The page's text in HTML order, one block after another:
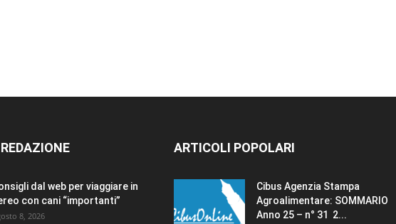
dal web per viaggiare in
con cani “importanti”
8, 2026
ARTICOLI POPOLARI
Cibus Agenzia Stampa
Agroalimentare: SOMMARIO
Anno 25 – n° 31 2...